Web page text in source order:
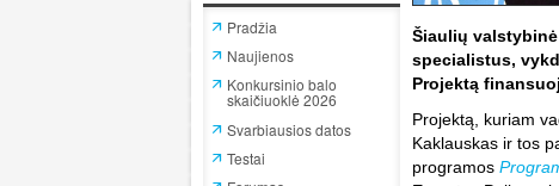
Pradžia
Naujienos
Konkursinio balo
skaičiuoklė 2026
Svarbiausios datos
Testai
Šiaulių
specialistus,
Projektą
Projektą, kuriam
Kaklauskas ir tos
programos